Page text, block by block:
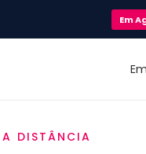
Em
DISTÂNCIA